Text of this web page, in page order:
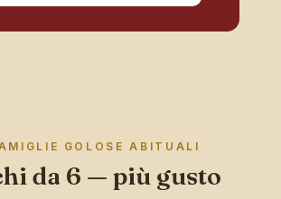
GOLOSE ABITUALI
da 6 — più gusto